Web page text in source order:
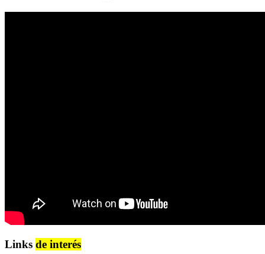
Links de interés